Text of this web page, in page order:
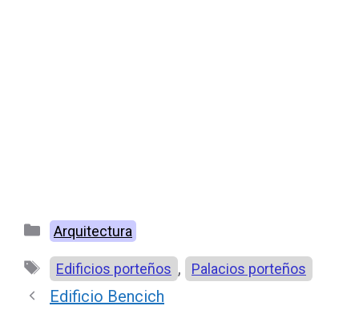
Categorías
Arquitectura
Etiquetas
Edificios porteños , Palacios porteños
Edificio Bencich